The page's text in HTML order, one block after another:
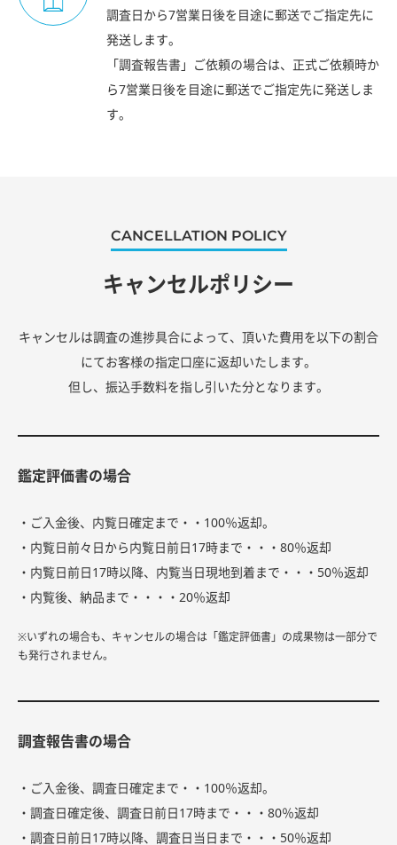
調査日から7営業日後を目途に郵送でご指定先に
発送します。
「調査報告書」ご依頼の場合は、正式ご依頼時か
ら7営業日後を目途に郵送でご指定先に発送しま
す。
CANCELLATION POLICY
キャンセルポリシー
キャンセルは調査の進捗具合によって、頂いた費用を以下の割合
にてお客様の指定口座に返却いたします。
但し、振込手数料を指し引いた分となります。
鑑定評価書の場合
・ご入金後、内覧日確定まで・・100％返却。
・内覧日前々日から内覧日前日17時まで・・・80％返却
・内覧日前日17時以降、内覧当日現地到着まで・・・50％返却
・内覧後、納品まで・・・・20％返却
※いずれの場合も、キャンセルの場合は「鑑定評価書」の成果物は一部分で
も発行されません。
調査報告書の場合
・ご入金後、調査日確定まで・・100％返却。
・調査日確定後、調査日前日17時まで・・・80％返却
・調査日前日17時以降、調査日当日まで・・・50％返却